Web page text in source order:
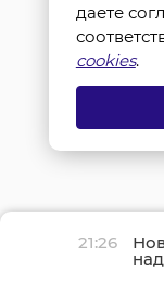
21:26
даете
cookies.